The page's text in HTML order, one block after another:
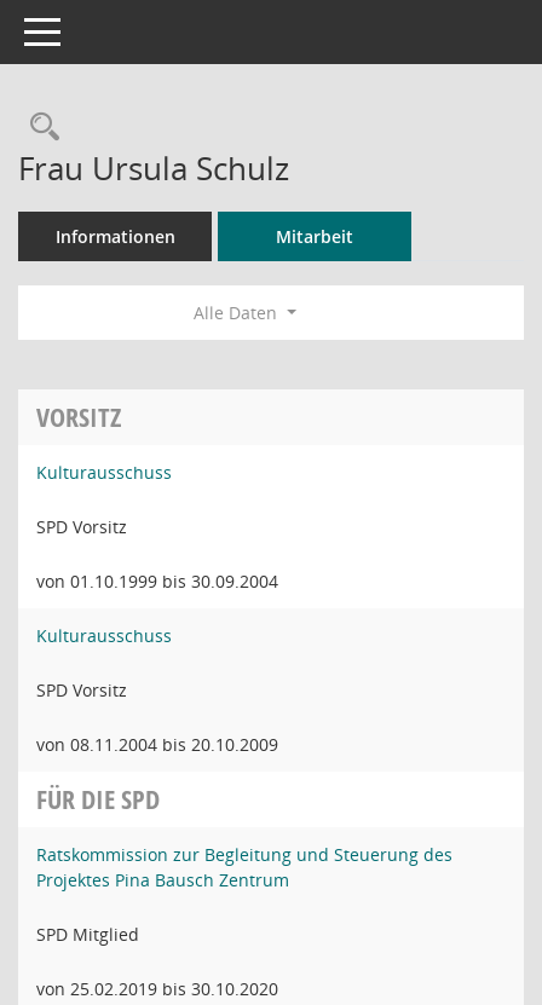
Toggle navigation
Rechercheauswahl
Frau Ursula Schulz
Informationen Mitarbeit
Alle Daten
VORSITZ
Kulturausschuss
SPD Vorsitz
von 01.10.1999 bis 30.09.2004
Kulturausschuss
SPD Vorsitz
von 08.11.2004 bis 20.10.2009
FÜR DIE SPD
Ratskommission zur Begleitung und Steuerung des
Projektes Pina Bausch Zentrum
SPD Mitglied
von 25.02.2019 bis 30.10.2020